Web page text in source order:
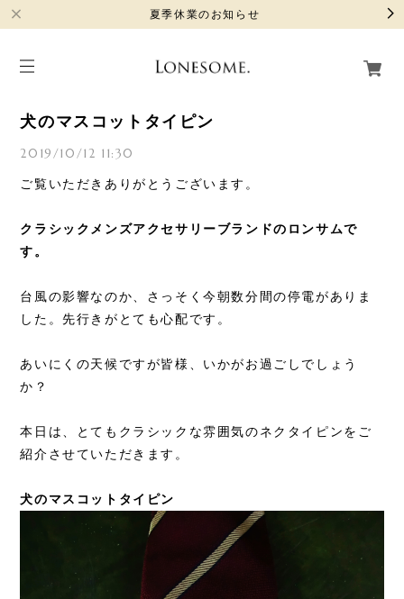
夏季休業のお知らせ
犬のマスコットタイピン
2019/10/12 11:30
ご覧いただきありがとうございます。
クラシックメンズアクセサリーブランドのロンサムで
す。
台風の影響なのか、さっそく今朝数分間の停電がありま
した。先行きがとても心配です。
あいにくの天候ですが皆様、いかがお過ごしでしょう
か？
本日は、とてもクラシックな雰囲気のネクタイピンをご
紹介させていただきます。
犬のマスコットタイピン